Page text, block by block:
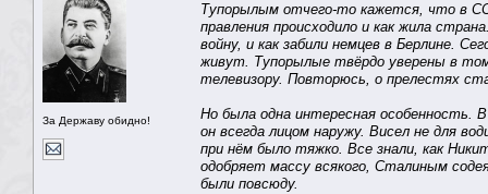
За Державу обидно!
Тупорылым отчего-то кажется, что в
правления происходило и как жила
войну, и как забили немцев в Берлине.
живут. Тупорылые твёрдо уверены в
телевизору. Повторюсь, о прелестях
Но была одна интересная особенность.
он всегда лицом наружу. Висел не для
при нём было тяжко. Все знали, как
одобряет массу всякого, Сталиным
были повсюду.